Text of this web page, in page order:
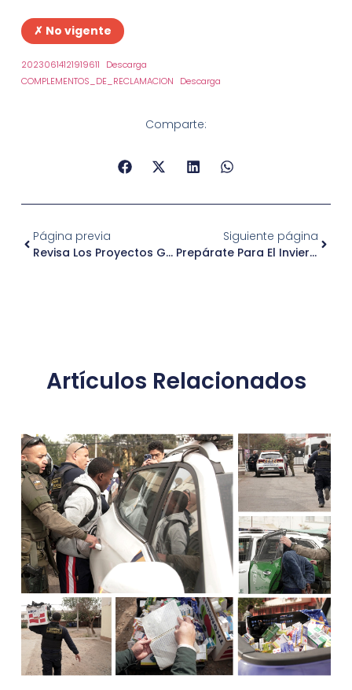
✗ No vigente
20230614121919611
Descarga
COMPLEMENTOS_DE_RECLAMACION
Descarga
Comparte:
Página previa
Revisa Los Proyectos Ganadores Del Fondeve 2023
Siguiente página
Prepárate Para El Invierno: Vacúnate En Nuestra Comuna
Artículos Relacionados